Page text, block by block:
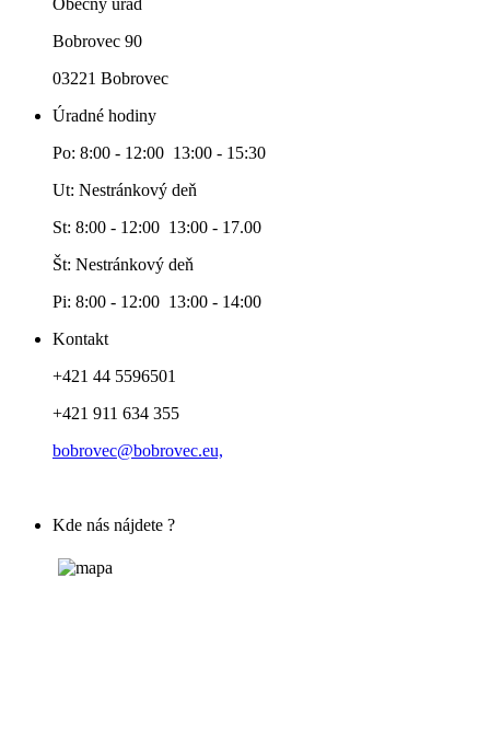
Obecný úrad
Bobrovec 90
03221 Bobrovec
Úradné hodiny
Po: 8:00 - 12:00 13:00 - 15:30
Ut: Nestránkový deň
St: 8:00 - 12:00 13:00 - 17.00
Št: Nestránkový deň
Pi: 8:00 - 12:00 13:00 - 14:00
Kontakt
+421 44 5596501
+421 911 634 355
bobrovec@bobrovec.eu,
Kde nás nájdete ?